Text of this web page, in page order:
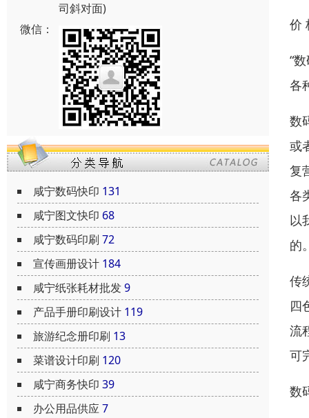
司斜对面)
微信：
咸宁数码快印 131
咸宁图文快印 68
咸宁数码印刷 72
宣传画册设计 184
咸宁纸张耗材批发9
产品手册印刷设计 119
旅游纪念册印刷 13
菜谱设计印刷 120
咸宁商务快印 39
办公用品供应7
价
“
各
数
或
复
各
以
的
传
四
流
可
数